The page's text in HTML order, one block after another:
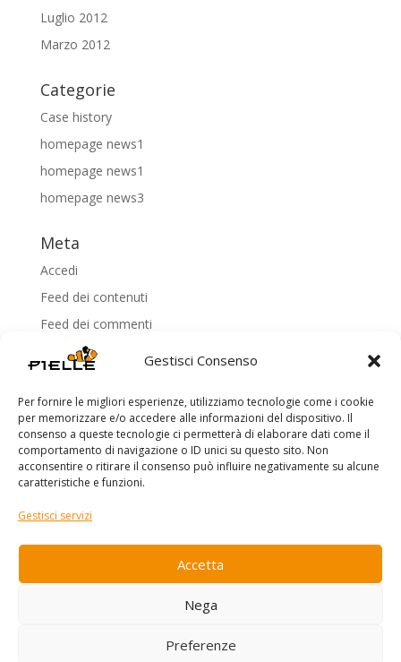
Gestisci Consenso
Per fornire le migliori esperienze, utilizziamo tecnologie come i cookie
per memorizzare e/o accedere alle informazioni del dispositivo. Il
consenso a queste tecnologie ci permetterà di elaborare dati come il
comportamento di navigazione o ID unici su questo sito. Non
acconsentire o ritirare il consenso può influire negativamente su alcune
caratteristiche e funzioni.
Gestisci servizi
Accetta
Nega
Preferenze
Luglio 2012
Marzo 2012
Categorie
Case history
homepage news1
homepage news1
homepage news3
Meta
Accedi
Feed dei contenuti
Feed dei commenti
WordPress.org
Copyright Pielle - P.IVA 03421320924 -